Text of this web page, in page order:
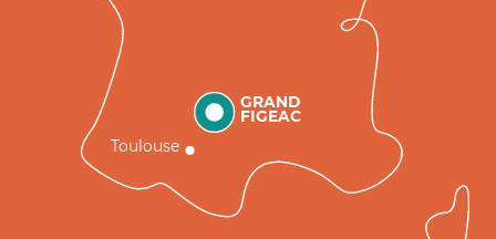
GRAND
FIGEAC
Toulouse